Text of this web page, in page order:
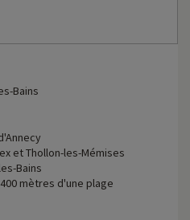
Bains
et Thollon-les-Mémises
Bains
mètres d'une plage